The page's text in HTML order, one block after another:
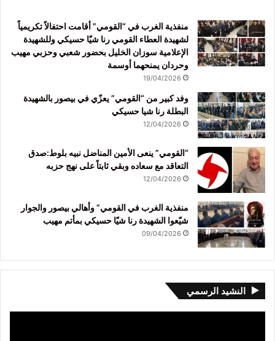
منفذية الغرب في “القومي” أقامت احتفالاً تكريمياً
لشهيدة العطاء القومي رنا شيّا حسيكي وللشهيدة
الإعلامية سوزان الخليل بحضور شعبي وحزبي مهيب
وحردان يمنحهما أوسمة
19/04/2026
وفد كبير من “القومي” يعزّي في بيصور بالشهيدة
البطلة رنا شيا حسيكي
12/04/2026
“القومي” ينعى الأمين المناضل نبيه بلوط:صدق
التعاقد مع سعاده وبقي ثابتاً على نهج حزبه
12/04/2026
منفذية الغرب في القومي” وأهالي بيصور والجوار
شيّعوا الشهيدة رنا شيّا حسيكي بمأتم مهيب
09/04/2026
النشيد الرسمي